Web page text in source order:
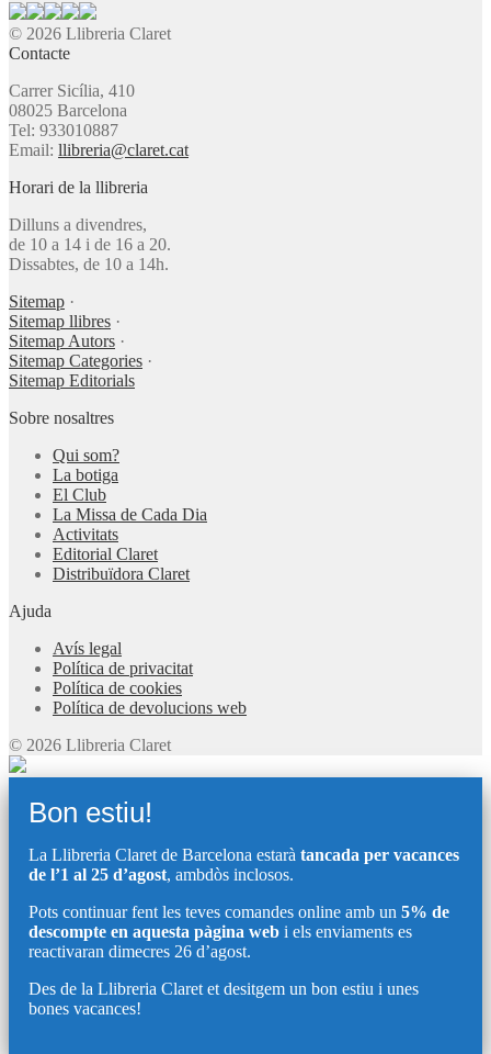
© 2026 Llibreria Claret
Contacte
Carrer Sicília, 410
08025 Barcelona
Tel: 933010887
Email: llibreria@claret.cat
Horari de la llibreria
Dilluns a divendres,
de 10 a 14 i de 16 a 20.
Dissabtes, de 10 a 14h.
Sitemap ·
Sitemap llibres ·
Sitemap Autors ·
Sitemap Categories ·
Sitemap Editorials
Sobre nosaltres
Qui som?
La botiga
El Club
La Missa de Cada Dia
Activitats
Editorial Claret
Distribuïdora Claret
Ajuda
Avís legal
Política de privacitat
Política de cookies
Política de devolucions web
© 2026 Llibreria Claret
Bon estiu!
La Llibreria Claret de Barcelona estarà tancada per vacances
de l’1 al 25 d’agost, ambdòs inclosos.
Pots continuar fent les teves comandes online amb un 5% de
descompte en aquesta pàgina web i els enviaments es
reactivaran dimecres 26 d’agost.
Des de la Llibreria Claret et desitgem un bon estiu i unes
bones vacances!